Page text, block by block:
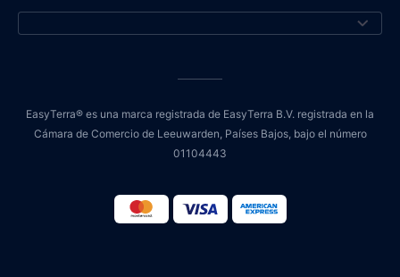
EasyTerra® es una marca registrada de EasyTerra B.V. registrada en la
Cámara de Comercio de Leeuwarden, Países Bajos, bajo el número
01104443